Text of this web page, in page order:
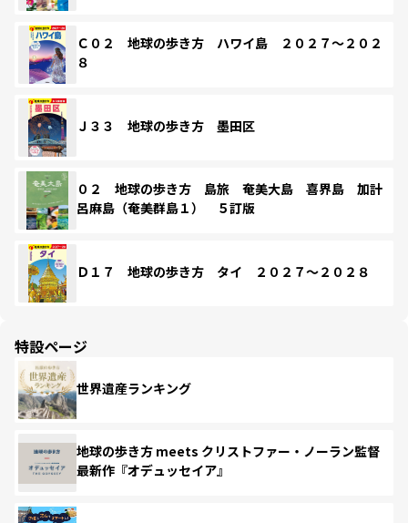
Ｃ０２ 地球の歩き方 ハワイ島 ２０２７～２０２
８
Ｊ３３ 地球の歩き方 墨田区
０２ 地球の歩き方 島旅 奄美大島 喜界島 加計
呂麻島（奄美群島１） ５訂版
Ｄ１７ 地球の歩き方 タイ ２０２７～２０２８
特設ページ
世界遺産ランキング
地球の歩き方 meets クリストファー・ノーラン監督
最新作『オデュッセイア』